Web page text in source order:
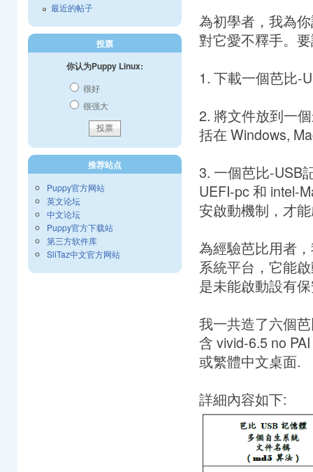
為初學者，我為
對它愛不釋手。
1. 下載一個芭比-
2. 將文件放到一
括在 Windows,
3. 一個芭比-USB
UEFI-pc 和 intel-
安啟動機制，才
為經驗芭比用者
系統平台，它能
是未能啟動設有
我一共造了六個
含 vivid-6.5 no
或繁體中文桌面.
詳細內容如下:
最近的帖子
投票
你认为Puppy Linux:
很好
很强大
推荐站点
Puppy官方网站
英文论坛
中文论坛
Puppy官方下载站
第三方软件库
SliTaz中文官方网站